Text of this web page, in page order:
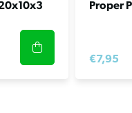
Proper
€7,95